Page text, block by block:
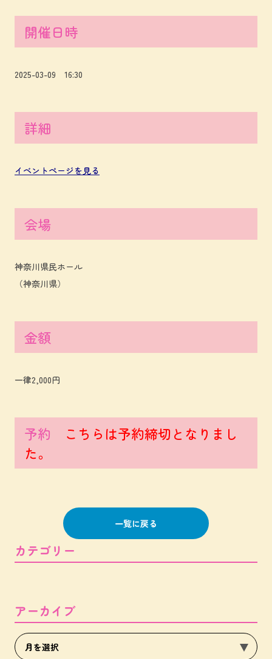
開催日時
2025-03-09 16:30
詳細
イベントページを見る
会場
神奈川県民ホール
（神奈川県）
金額
一律2,000円
予約
こちらは予約締切となりまし
た。
一覧に戻る
カテゴリー
アーカイブ